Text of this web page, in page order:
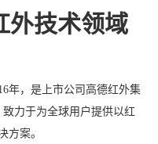
外技术领域
年，是上市公司高德红外集
致力于为全球用户提供以红
方案。